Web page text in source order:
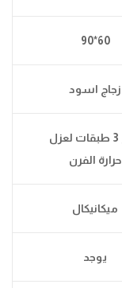
60*90
زجاج اسود
زجاج 3 طبقات لعزل
حرارة الفرن
ميكانيكال
يوجد